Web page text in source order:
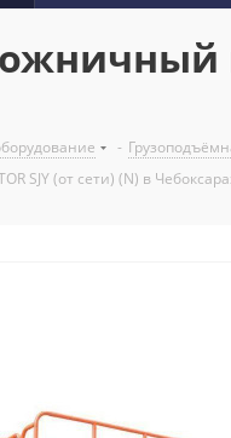
-
SJY (от сети) (N) в